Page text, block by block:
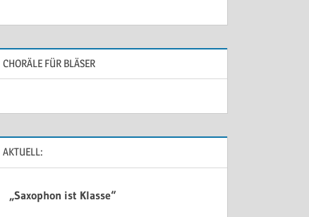
CHORÄLE FÜR BLÄSER
AKTUELL:
„Saxophon ist Klasse“